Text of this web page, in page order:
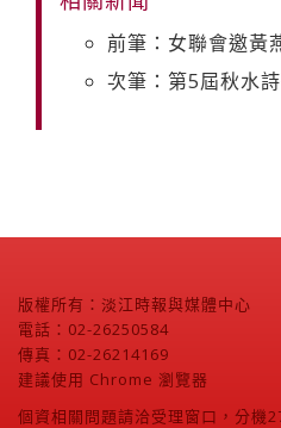
前筆：女聯會邀黃
次筆：第5屆秋水
版權所有：淡江時報與媒體中心
電話：02-26250584
傳真：02-26214169
建議使用 Chrome 瀏覽器
個資相關問題請洽受理窗口，分機